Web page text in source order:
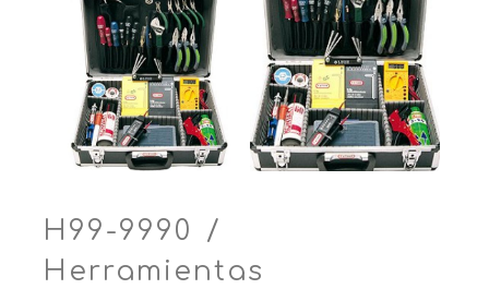
H99-9990 /
Herramientas